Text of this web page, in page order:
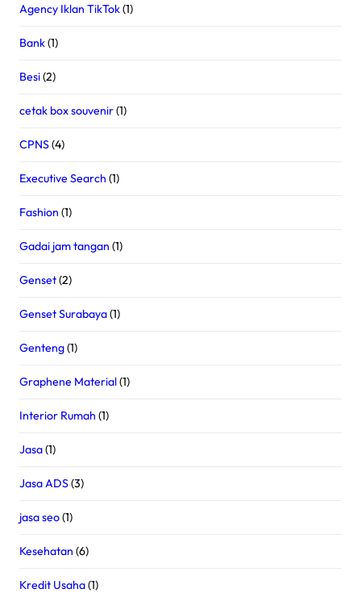
Agency Iklan TikTok(1)
Bank(1)
Besi(2)
cetak box souvenir(1)
CPNS(4)
Executive Search (1)
Fashion (1)
Gadai jam tangan (1)
Genset(2)
Genset Surabaya(1)
Genteng(1)
Graphene Material(1)
Interior Rumah (1)
Jasa(1)
Jasa ADS(3)
jasa seo(1)
Kesehatan (6)
Kredit Usaha(1)